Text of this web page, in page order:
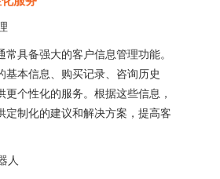
具备强大的客户信息管理功能。
基本信息、购买记录、咨询历史
个性化的服务。根据这些信息，
定制化的建议和解决方案，提高客
人